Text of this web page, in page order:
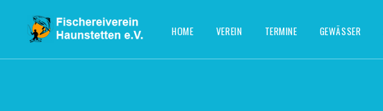
HOME VEREIN TERMINE GEWÄSSER